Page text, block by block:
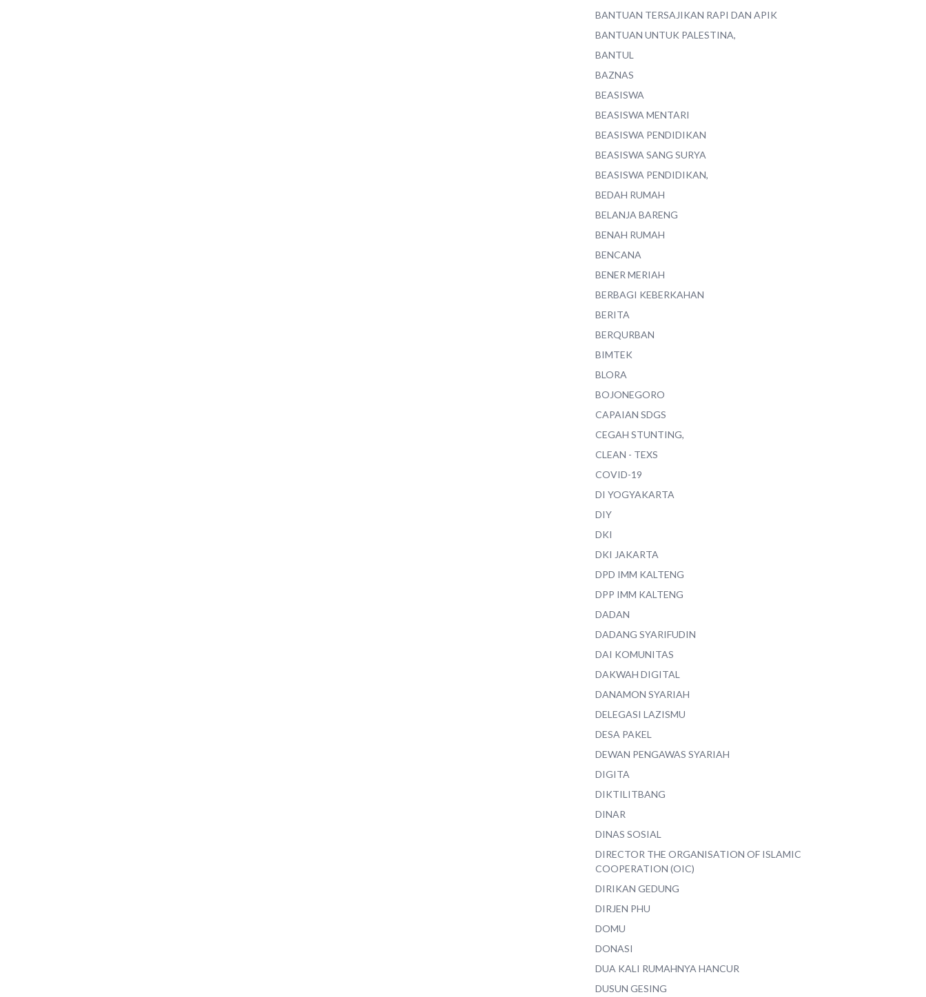
BANTUAN TERSAJIKAN RAPI DAN APIK
BANTUAN UNTUK PALESTINA,
BANTUL
BAZNAS
BEASISWA
BEASISWA MENTARI
BEASISWA PENDIDIKAN
BEASISWA SANG SURYA
BEASISWA PENDIDIKAN,
BEDAH RUMAH
BELANJA BARENG
BENAH RUMAH
BENCANA
BENER MERIAH
BERBAGI KEBERKAHAN
BERITA
BERQURBAN
BIMTEK
BLORA
BOJONEGORO
CAPAIAN SDGS
CEGAH STUNTING,
CLEAN - TEXS
COVID-19
DI YOGYAKARTA
DIY
DKI
DKI JAKARTA
DPD IMM KALTENG
DPP IMM KALTENG
DADAN
DADANG SYARIFUDIN
DAI KOMUNITAS
DAKWAH DIGITAL
DANAMON SYARIAH
DELEGASI LAZISMU
DESA PAKEL
DEWAN PENGAWAS SYARIAH
DIGITA
DIKTILITBANG
DINAR
DINAS SOSIAL
DIRECTOR THE ORGANISATION OF ISLAMIC
COOPERATION (OIC)
DIRIKAN GEDUNG
DIRJEN PHU
DOMU
DONASI
DUA KALI RUMAHNYA HANCUR
DUSUN GESING